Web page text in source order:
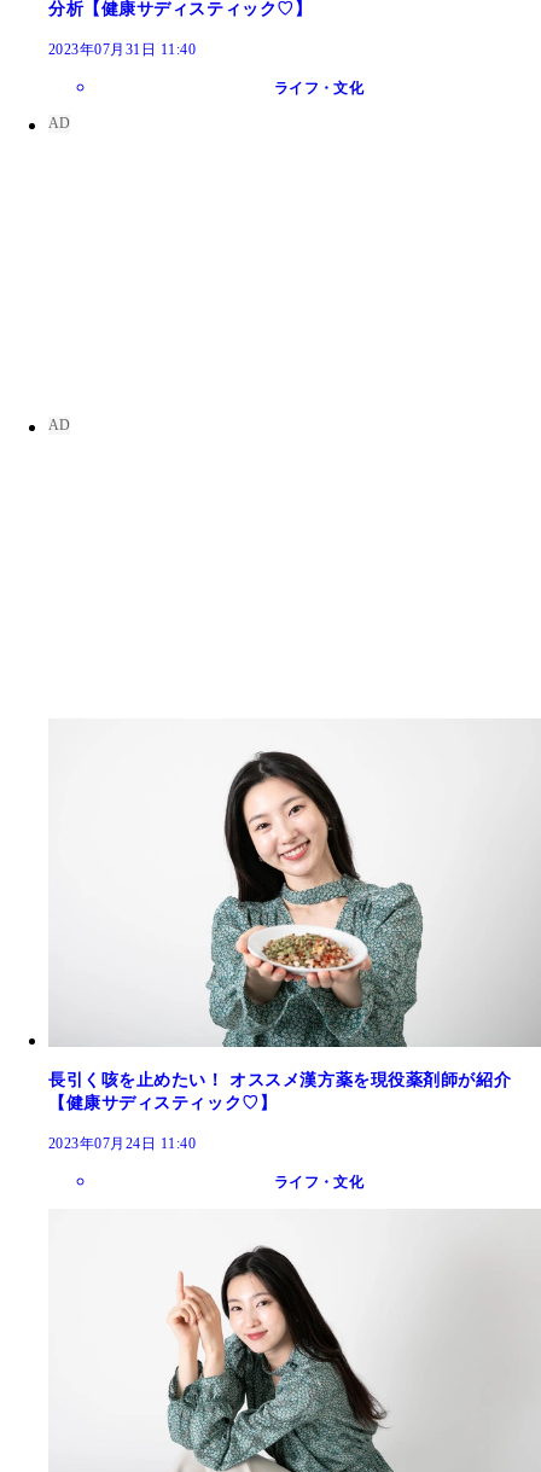
分析【健康サディスティック♡】
2023年07月31日 11:40
ライフ・文化
長引く咳を止めたい！ オススメ漢方薬を現役薬剤師が紹介
【健康サディスティック♡】
2023年07月24日 11:40
ライフ・文化